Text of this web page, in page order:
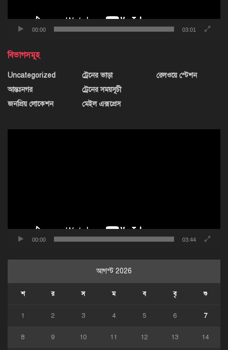
00:00 03:01
বিভাগসমূহ
Uncategorized
আন্তঃনগর
জনপ্রিয় লোকেশন
ট্রেনের ভাড়া
ট্রেনের সময়সূচী
মেইল এক্সপ্রেস
রেলওয়ে স্টেশন
00:00 03:44
আগস্ট 2026
শ র স ম ব বৃ শু
1 2 3 4 5 6 7
8 9 10 11 12 13 14